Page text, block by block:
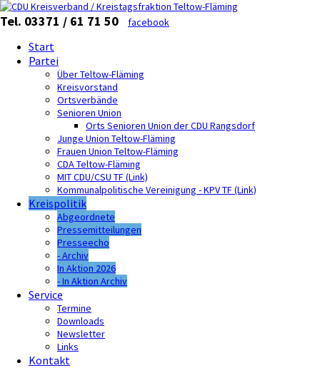
Tel. 03371 / 61 71 50 facebook
Start
Partei
Über Teltow-Fläming
Kreisvorstand
Ortsverbände
Senioren Union
Orts Senioren Union der CDU Rangsdorf
Junge Union Teltow-Fläming
Frauen Union Teltow-Fläming
CDA Teltow-Fläming
MIT CDU/CSU TF (Link)
Kommunalpolitische Vereinigung - KPV TF (Link)
Kreispolitik
Abgeordnete
Pressemitteilungen
Presseecho
- Archiv
In Aktion 2026
- In Aktion Archiv
Service
Termine
Downloads
Newsletter
Links
Kontakt